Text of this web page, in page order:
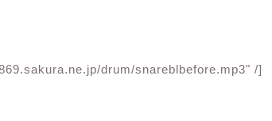
drum/snareblbefore.mp3" /]